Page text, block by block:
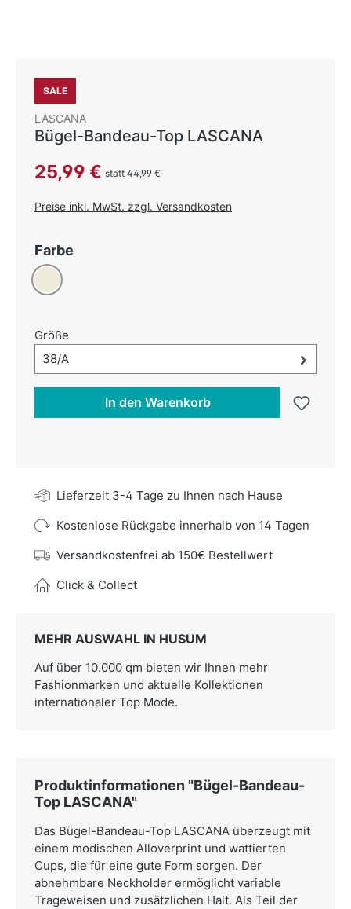
SALE
LASCANA
Bügel-Bandeau-Top LASCANA
Verkaufspreis:
25,99 € statt 44,99 €
Preise inkl. MwSt. zzgl. Versandkosten
Farbe
Creme
Größe
Größe-Auswahl öffnen, aktuell ausgewählt:
38/A
In den Warenkorb
Lieferzeit 3-4 Tage zu Ihnen nach Hause
Kostenlose Rückgabe innerhalb von 14 Tagen
Versandkostenfrei ab 150€ Bestellwert
Click & Collect
MEHR AUSWAHL IN HUSUM
Auf über 10.000 qm bieten wir Ihnen mehr
Fashionmarken und aktuelle Kollektionen
internationaler Top Mode.
Produktinformationen "Bügel-Bandeau-
Top LASCANA"
Das Bügel-Bandeau-Top LASCANA überzeugt mit
einem modischen Alloverprint und wattierten
Cups, die für eine gute Form sorgen. Der
abnehmbare Neckholder ermöglicht variable
Trageweisen und zusätzlichen Halt. Als Teil der